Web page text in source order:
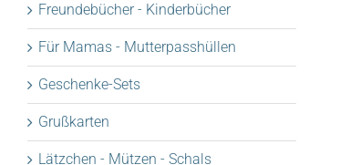
Freundebücher - Kinderbücher
Für Mamas - Mutterpasshüllen
Geschenke-Sets
Grußkarten
Lätzchen - Mützen - Schals